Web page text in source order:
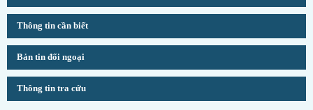
Thông tin cần biết
Bản tin đối ngoại
Thông tin tra cứu